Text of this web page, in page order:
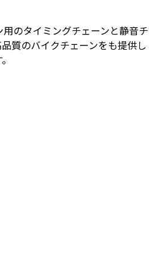
のタイミングチェーンと静音チ
質のバイクチェーンをも提供し